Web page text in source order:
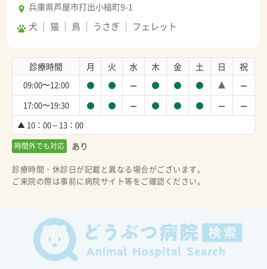
兵庫県芦屋市打出小槌町9-1
犬 猫 鳥 うさぎ フェレット
診療時間 月 火 水 木 金 土 日 祝
09:00〜12:00
17:00〜19:30
▲ 10：00～13：00
時間外でも対応 あり
診療時間・休診日が記載と異なる場合がございます。
ご来院の際は事前に病院サイト等をご確認ください。